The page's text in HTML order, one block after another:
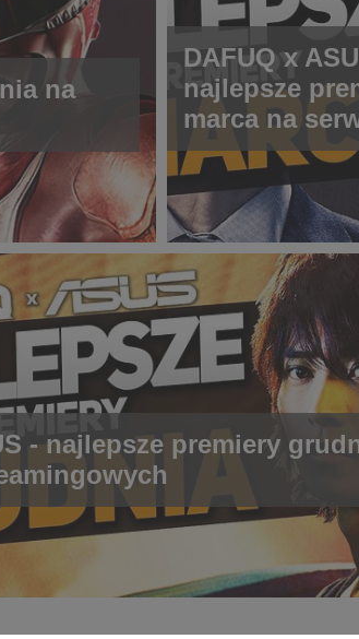
na
DAFUQ x
najlepsze
marca na
- najlepsze premiery